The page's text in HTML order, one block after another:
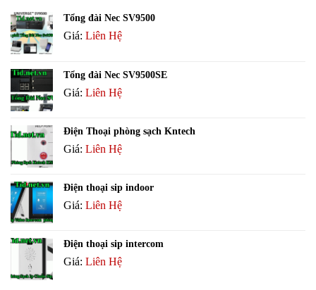
Tổng đài Nec SV9500
Giá: Liên Hệ
Tổng đài Nec SV9500SE
Giá: Liên Hệ
Điện Thoại phòng sạch Kntech
Giá: Liên Hệ
Điện thoại sip indoor
Giá: Liên Hệ
Điện thoại sip intercom
Giá: Liên Hệ